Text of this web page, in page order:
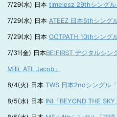
7/29(水) 日本 timelesz 29thシングル
7/29(水) 日本 ATEEZ 日本5thシング
7/29(水) 日本 OCTPATH 10thシング
7/31(金) 日本BE:FIRST デジタルシ
Milli, ATL Jacob」
8/4(火) 日本 TWS 日本2ndシングル「
8/5(水) 日本 INI「BEYOND THE